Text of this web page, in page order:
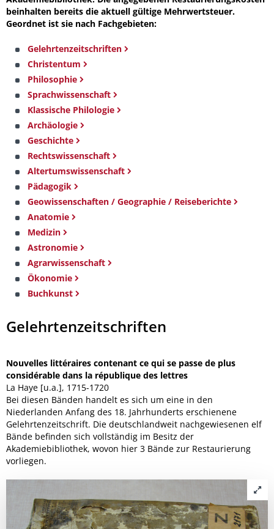
beinhalten bereits die aktuell gültige Mehrwertsteuer.
Geordnet ist sie nach Fachgebieten:
Gelehrtenzeitschriften
Christentum
Philosophie
Sprachwissenschaft
Klassische Philologie
Archäologie
Geschichte
Rechtswissenschaft
Altertumswissenschaft
Pädagogik
Geowissenschaften / Geographie / Reiseberichte
Anatomie
Medizin
Astronomie
Agrarwissenschaft
Ökonomie
Buchkunst
Gelehrtenzeitschriften
Nouvelles littéraires contenant ce qui se passe de plus
considérable dans la république des lettres
La Haye [u.a.], 1715-1720
Bei diesen Bänden handelt es sich um eine in den
Niederlanden Anfang des 18. Jahrhunderts erschienene
Gelehrtenzeitschrift. Die deutschlandweit nachgewiesenen elf
Bände befinden sich vollständig im Besitz der
Akademiebibliothek, wovon hier 3 Bände zur Restaurierung
vorliegen.